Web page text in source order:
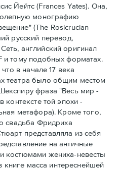
Йейтс (Frances Yates). Она,
монографию
(The Rosicrucian
русский перевод,
английский оригинал
и тому подобных форматах.
в начале 17 века
театра было общим местом
фраза "Весь мир -
контексте той эпохи -
метафора). Кроме того,
свадьба Фридриха
представляла из себя
на античные
костюмами жениха-невесты
книге масса интереснейшей